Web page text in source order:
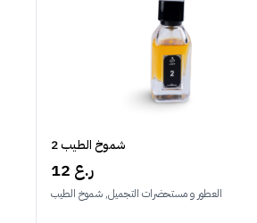
شموخ الطيب 2
12 ر.ع
العطور و مستحضرات التجميل, شموخ الطيب